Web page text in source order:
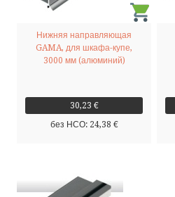
Нижняя направляющая
GAMA, для шкафа-купе,
3000 мм (алюминий)
30,23 €
без НСО: 24,38 €